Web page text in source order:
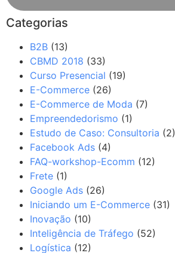
Categorias
B2B (13)
CBMD 2018 (33)
Curso Presencial (19)
E-Commerce (26)
E-Commerce de Moda (7)
Empreendedorismo (1)
Estudo de Caso: Consultoria (2)
Facebook Ads (4)
FAQ-workshop-Ecomm (12)
Frete (1)
Google Ads (26)
Iniciando um E-Commerce (31)
Inovação (10)
Inteligência de Tráfego (52)
Logística (12)